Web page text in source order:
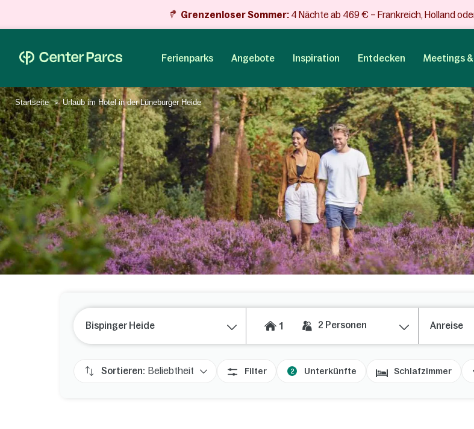
Grenzenloser Sommer: 4 Nächte ab 469 € – Frankreich, Holland
Ferienparks Angebote Inspiration Entdecken Meetings
Startseite Urlaub im Hotel in der Lüneburger Heide
Bispinger Heide 1 2 Personen
Sortieren: Beliebtheit Filter 2 Unterkünfte Schlafzimmer